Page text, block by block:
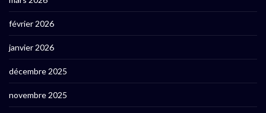
février 2026
janvier 2026
décembre 2025
novembre 2025